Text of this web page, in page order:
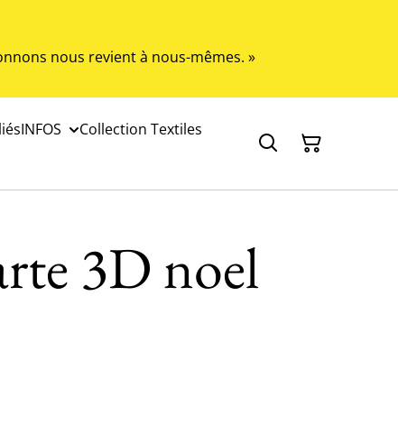
nous revient à nous-mêmes. »
INFOS
Collection Textiles
3D noel